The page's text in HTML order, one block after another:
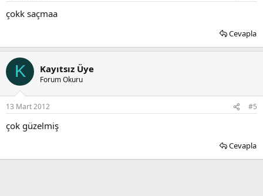
çokk saçmaa
Cevapla
K Kayıtsız Üye
Forum Okuru
13 Mart 2012 #5
çok güzelmiş
Cevapla